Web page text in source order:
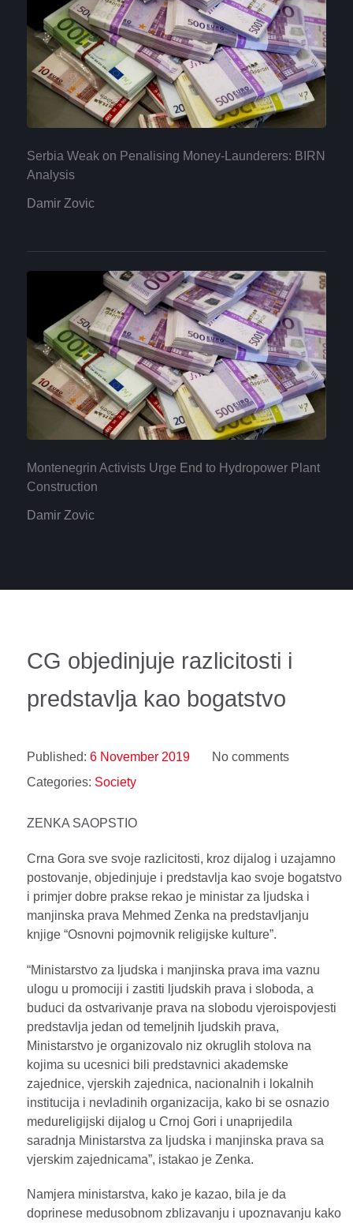
Serbia Weak on Penalising Money-Launderers: BIRN
Analysis
Damir Zovic
Montenegrin Activists Urge End to Hydropower Plant
Construction
Damir Zovic
CG objedinjuje razlicitosti i
predstavlja kao bogatstvo
Published: 6 November 2019
No comments
Categories: Society
ZENKA SAOPSTIO
Crna Gora sve svoje razlicitosti, kroz dijalog i uzajamno
postovanje, objedinjuje i predstavlja kao svoje bogatstvo
i primjer dobre prakse rekao je ministar za ljudska i
manjinska prava Mehmed Zenka na predstavljanju
knjige “Osnovni pojmovnik religijske kulture”.
“Ministarstvo za ljudska i manjinska prava ima vaznu
ulogu u promociji i zastiti ljudskih prava i sloboda, a
buduci da ostvarivanje prava na slobodu vjeroispovjesti
predstavlja jedan od temeljnih ljudskih prava,
Ministarstvo je organizovalo niz okruglih stolova na
kojima su ucesnici bili predstavnici akademske
zajednice, vjerskih zajednica, nacionalnih i lokalnih
institucija i nevladinih organizacija, kako bi se osnazio
medureligijski dijalog u Crnoj Gori i unaprijedila
saradnja Ministarstva za ljudska i manjinska prava sa
vjerskim zajednicama”, istakao je Zenka.
Namjera ministarstva, kako je kazao, bila je da
doprinese medusobnom zblizavanju i upoznavanju kako